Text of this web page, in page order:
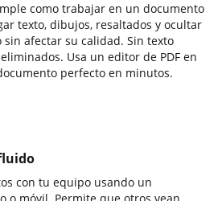
como trabajar en un documento
texto, dibujos, resaltados y ocultar
afectar su calidad. Sin texto
Usa un editor de PDF en
perfecto en minutos.
con tu equipo usando un